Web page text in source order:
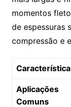
momentos
de espessuras
compressão e
Característica
Aplicações
Comuns